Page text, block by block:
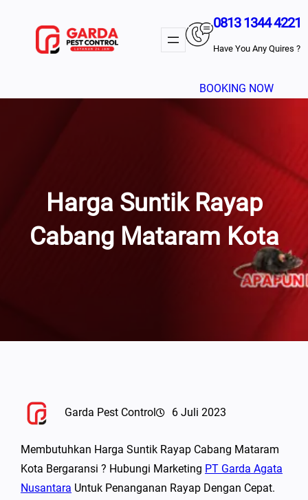
0813 1344 4221
Have You Any Quires ?
BOOKING NOW
Harga Suntik Rayap
Cabang Mataram Kota
Garda Pest Control 6 Juli 2023
Membutuhkan Harga Suntik Rayap Cabang Mataram
Kota Bergaransi ? Hubungi Marketing PT Garda Agata
Nusantara Untuk Penanganan Rayap Dengan Cepat.